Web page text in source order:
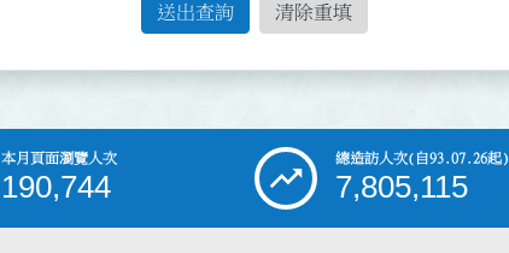
送出查詢 清除重填
本月頁面瀏覽人次
190,744
總造訪人次(自93.07.26起)
7,805,115